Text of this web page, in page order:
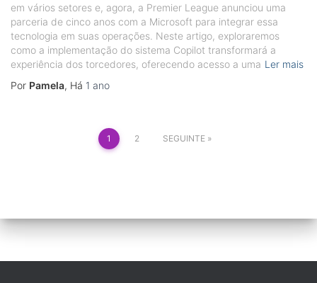
em vários setores e, agora, a Premier League anunciou uma
parceria de cinco anos com a Microsoft para integrar essa
tecnologia em suas operações. Neste artigo, exploraremos
como a implementação do sistema Copilot transformará a
experiência dos torcedores, oferecendo acesso a uma Ler mais
Por Pamela, Há 1 ano
Paginação1 2 SEGUINTE